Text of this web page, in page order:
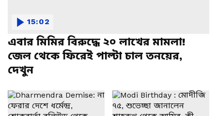
এবার মিমির বিরুদ্ধে ২০ লাখের মামলা!
জেল থেকে ফিরেই পাল্টা চাল তনয়ের,
দেখুন
15:02